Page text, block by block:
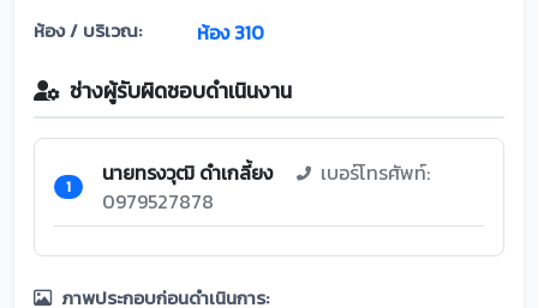
ห้อง / บริเวณ: ห้อง 310
ช่างผู้รับผิดชอบดำเนินงาน
1 นายทรงวุฒิ ดำเกลี้ยง
เบอร์โทรศัพท์:
0979527878
ภาพประกอบก่อนดำเนินการ: